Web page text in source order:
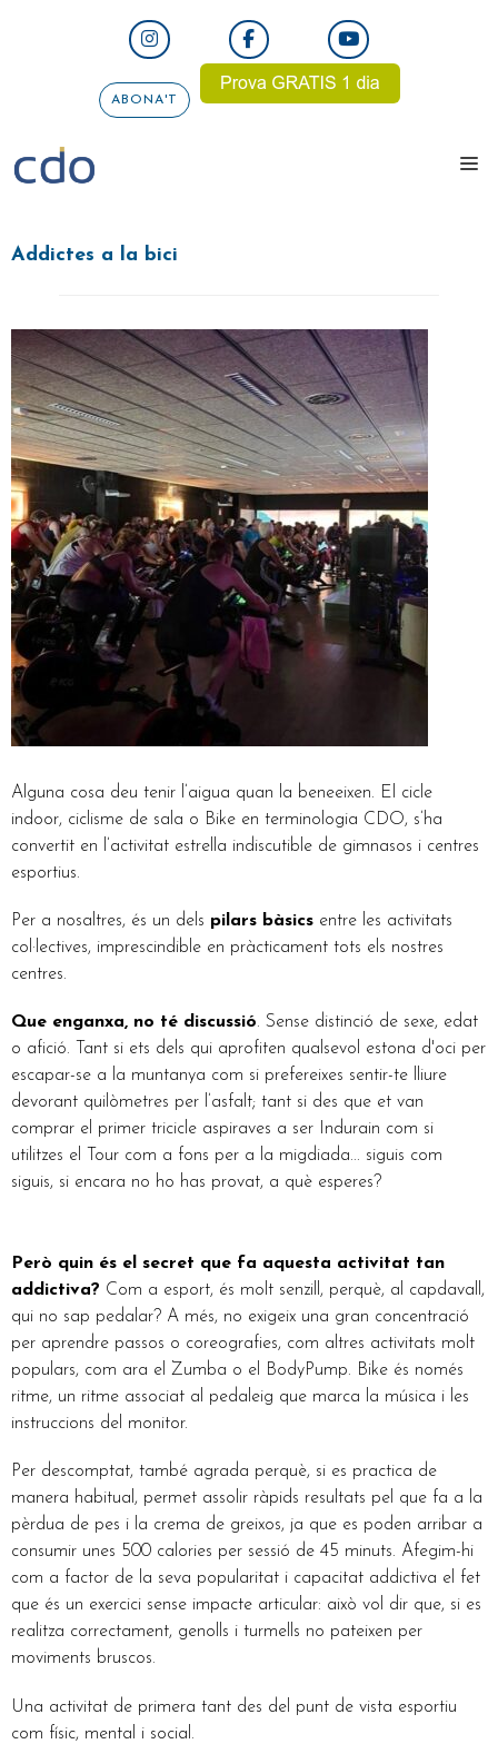
ABONA'T
Addictes a la bici
Alguna cosa deu tenir l’aigua quan la beneeixen. El cicle
indoor, ciclisme de sala o Bike en terminologia CDO, s’ha
convertit en l’activitat estrella indiscutible de gimnasos i centres
esportius.
Per a nosaltres, és un dels pilars bàsics entre les activitats
col·lectives, imprescindible en pràcticament tots els nostres
centres.
Que enganxa, no té discussió. Sense distinció de sexe, edat
o afició. Tant si ets dels qui aprofiten qualsevol estona d'oci per
escapar-se a la muntanya com si prefereixes sentir-te lliure
devorant quilòmetres per l’asfalt; tant si des que et van
comprar el primer tricicle aspiraves a ser Indurain com si
utilitzes el Tour com a fons per a la migdiada... siguis com
siguis, si encara no ho has provat, a què esperes?
Però quin és el secret que fa aquesta activitat tan
addictiva? Com a esport, és molt senzill, perquè, al capdavall,
qui no sap pedalar? A més, no exigeix una gran concentració
per aprendre passos o coreografies, com altres activitats molt
populars, com ara el Zumba o el BodyPump. Bike és només
ritme, un ritme associat al pedaleig que marca la música i les
instruccions del monitor.
Per descomptat, també agrada perquè, si es practica de
manera habitual, permet assolir ràpids resultats pel que fa a la
pèrdua de pes i la crema de greixos, ja que es poden arribar a
consumir unes 500 calories per sessió de 45 minuts. Afegim-hi
com a factor de la seva popularitat i capacitat addictiva el fet
que és un exercici sense impacte articular: això vol dir que, si es
realitza correctament, genolls i turmells no pateixen per
moviments bruscos.
Una activitat de primera tant des del punt de vista esportiu
com físic, mental i social.